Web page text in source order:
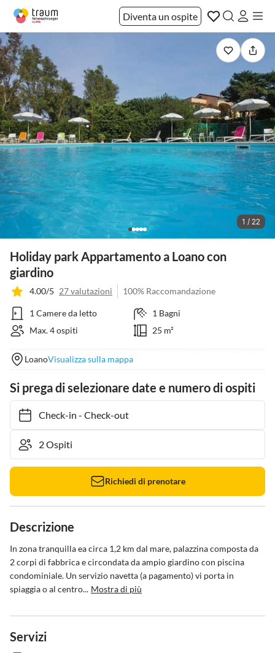
Diventa un ospite
1 / 22
Holiday park Appartamento a Loano con
giardino
4.00/5 27 valutazioni 100% Raccomandazione
1 Camere da letto
1 Bagni
Max. 4 ospiti
25 m²
LoanoVisualizza sulla mappa
Si prega di selezionare date e numero di ospiti
Check-in- Check-out
Richiedi di prenotare
Descrizione
In zona tranquilla ea circa 1,2 km dal mare, palazzina composta da
2 corpi di fabbrica e circondata da ampio giardino con piscina
condominiale. Un servizio navetta (a pagamento) vi porta in
spiaggia o al centro... Mostra di più
Servizi